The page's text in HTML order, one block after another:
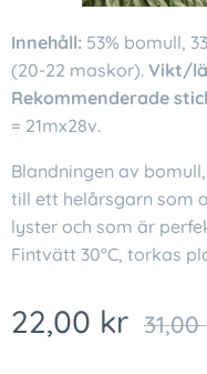
Innehåll: 53% bomull,
(20-22 maskor). Vikt/
Rekommenderade
= 21mx28v.
Blandningen av
till ett helårsgarn som
lyster och som är
Fintvätt 30°C, torkas
22,00 kr 31,00